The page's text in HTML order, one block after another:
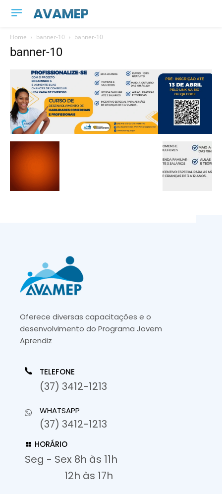
AVAMEP
Home banner-10 banner-10
banner-10
Oferece diversas capacitações e o
desenvolvimento do Programa Jovem
Aprendiz
TELEFONE
(37) 3412-1213
WHATSAPP
(37) 3412-1213
HORÁRIO
Seg - Sex 8h às 11h
12h às 17h